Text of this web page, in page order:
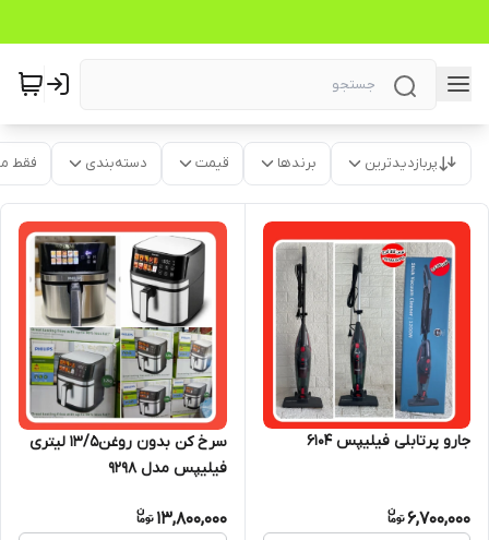
پربازدیدترین برندها قیمت دسته‌بندی فقط
جارو پرتابلی فیلیپس ۶۱۰۴
6,700,000
سرخ کن بدون روغن۱۳/۵ لیتری
فیلیپس مدل ۹۲۹۸
13,800,000